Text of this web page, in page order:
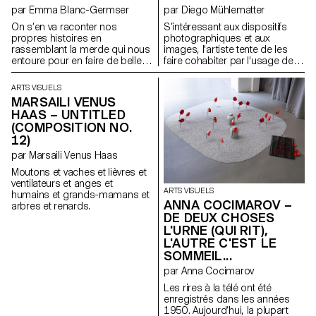
par Emma Blanc-Germser
On s’en va raconter nos
propres histoires en
rassemblant la merde qui nous
entoure pour en faire de belles
structures tout en dégradant
des nuances de bruns, beige,
nous offrir. Parce que quand les
larmes ne sortent plus, tout finit
de sortir par les fesses. Et on a
plus rien d’autre à faire que de
partir à la quête de l’amour.
par Diego Mühlematter
S’intéressant aux dispositifs
photographiques et aux
images, l'artiste tente de les
faire cohabiter par l'usage de
dos de chambre
photographique comme
fenêtres. Il explore la zone grise
qui se trouve à l’intérieur de
l’appareil et tente de
cartographier cette errance.
ARTS VISUELS
MARSAILI VENUS
HAAS – UNTITLED
(COMPOSITION NO.
12)
par Marsaili Venus Haas
Moutons et vaches et lièvres et
ventilateurs et anges et
humains et grands-mamans et
arbres et renards.
ARTS VISUELS
ANNA COCIMAROV –
DE DEUX CHOSES
L'URNE (QUI RIT),
L'AUTRE C'EST LE
SOMMEIL...
par Anna Cocimarov
Les rires à la télé ont été
enregistrés dans les années
1950. Aujourd’hui, la plupart